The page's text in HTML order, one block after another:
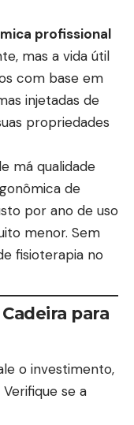
profissional
mas a vida útil
com base em
injetadas de
propriedades
má qualidade
de
por ano de uso
menor. Sem
fisioterapia no
para
o investimento,
se a